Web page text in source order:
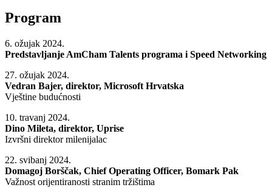
Program
6. ožujak 2024.
Predstavljanje AmCham Talents programa i Speed Networking
27. ožujak 2024.
Vedran Bajer, direktor, Microsoft Hrvatska
Vještine budućnosti
10. travanj 2024.
Dino Mileta, direktor, Uprise
Izvršni direktor milenijalac
22. svibanj 2024.
Domagoj Borščak, Chief Operating Officer, Bomark Pak
Važnost orijentiranosti stranim tržištima